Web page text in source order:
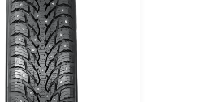
Ice 9 SUV
18 102T XL